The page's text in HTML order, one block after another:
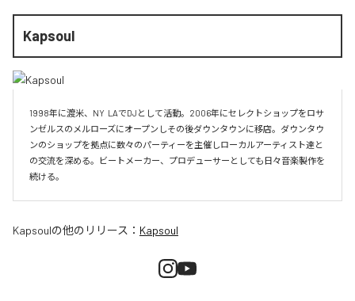
Kapsoul
1998年に渡米、NY  LAでDJとして活動。2006年にセレクトショップをロサ
ンゼルスのメルローズにオープンしその後ダウンタウンに移店。ダウンタウ
ンのショップを拠点に数々のパーティーを主催しローカルアーティスト達と
の交流を深める。ビートメーカー、プロデューサーとしても日々音楽製作を
続ける。
Kapsoulの他のリリース： Kapsoul